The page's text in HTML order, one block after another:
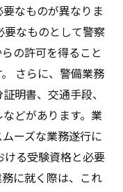
なものが異なりま
要なものとして警察
の許可を得ること
さらに、警備業務
明書、交通手段、
どがあります。業
ーズな業務遂行に
ける受験資格と必要
に就く際は、これ